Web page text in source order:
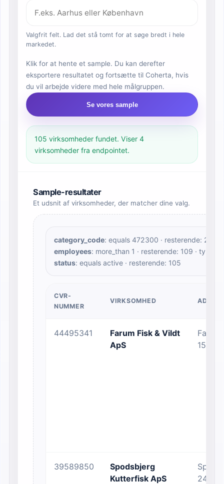
Valgfrit felt. Lad det stå tomt for at søge bredt i hele
markedet.
Klik for at hente et sample. Du kan derefter
eksportere resultatet og fortsætte til Coherta, hvis
du vil arbejde videre med hele målgruppen.
Se vores sample
105 virksomheder fundet. Viser 4
virksomheder fra endpointet.
Sample-resultater
Et udsnit af virksomheder, der matcher dine valg.
category_code: equals 472300 · resterende: 258
employees: more_than 1 · resterende: 109 · type:
status: equals active · resterende: 105
CVR-
NUMMER
VIRKSOMHED
44495341
Farum Fisk & Vildt
ApS
15
39589850
Spodsbjerg
Kutterfisk ApS
244